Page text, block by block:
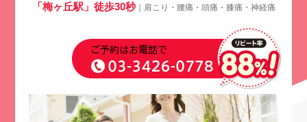
「梅ヶ丘駅」徒歩30秒｜肩こり・腰痛・頭痛・膝痛・神経痛